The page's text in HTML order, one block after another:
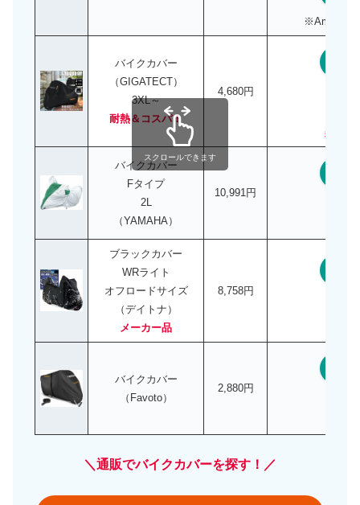
※Amazon
バイクカバー
（GIGATECT）
3XL～
耐熱＆コスパ！
4,680円
楽天P
バイクカバー
Fタイプ
2L
（YAMAHA）
10,991円
ブラックカバー
WRライト
オフロードサイズ
（デイトナ）
メーカー品
8,758円
バイクカバー
（Favoto）
2,880円
スクロールできます
＼通販でバイクカバーを探す！／